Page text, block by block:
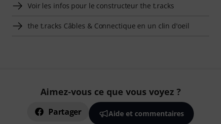
Voir les infos pour le constructeur the t.racks
the t.racks Câbles & Connectique en un clin d'oeil
Aimez-vous ce que vous voyez ?
Partager Aide et commentaires